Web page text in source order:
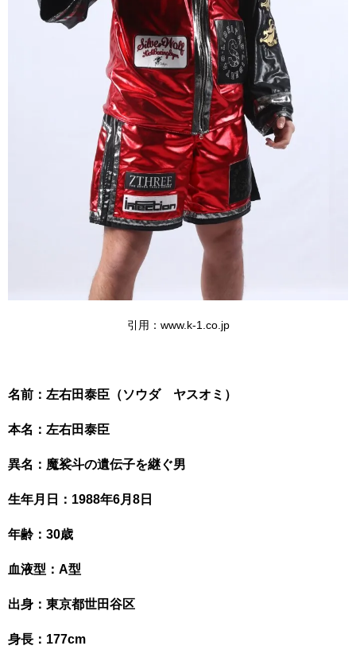
引用：www.k-1.co.jp
名前：左右田泰臣（ソウダ ヤスオミ）
本名：左右田泰臣
異名：魔裟斗の遺伝子を継ぐ男
生年月日：1988年6月8日
年齢：30歳
血液型：A型
出身：東京都世田谷区
身長：177cm